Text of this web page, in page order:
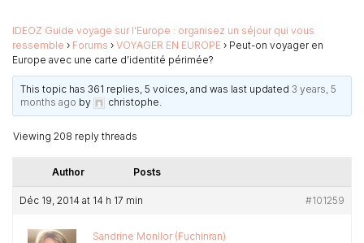
IDEOZ Guide voyage sur l’Europe : organisez un séjour qui vous
ressemble › Forums › VOYAGER EN EUROPE › Peut-on voyager en
Europe avec une carte d’identité périmée?
This topic has 361 replies, 5 voices, and was last updated3 years, 5
months ago by christophe.
Viewing 208 reply threads
Author Posts
Déc 19, 2014 at 14 h 17 min #101259
Sandrine Monllor (Fuchinran)